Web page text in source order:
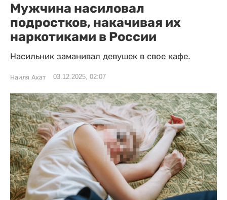
Мужчина насиловал
подростков, накачивая их
наркотиками в России
Насильник заманивал девушек в свое кафе.
Наиля Ахат 03.12.2025, 02:07